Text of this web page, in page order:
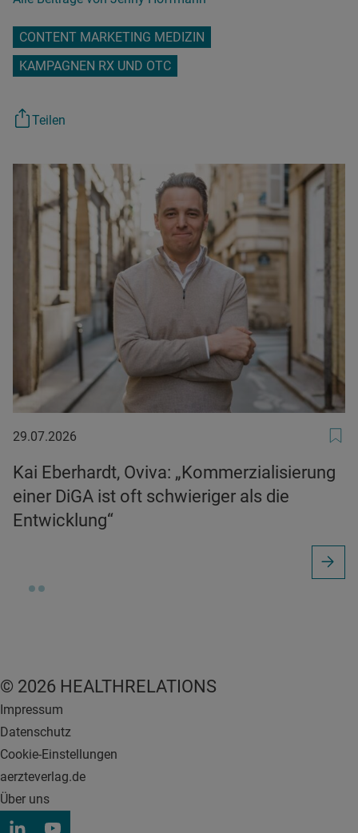
CONTENT MARKETING MEDIZIN
KAMPAGNEN RX UND OTC
Teilen
29.07.2026
29.07.2026
Kai Eberhardt, Oviva: „Kommerzialisierung
einer DiGA ist oft schwieriger als die
Entwicklung“
© 2026 HEALTHRELATIONS
Impressum
Datenschutz
Cookie-Einstellungen
aerzteverlag.de
Über uns